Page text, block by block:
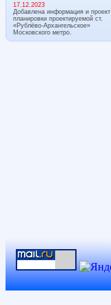
17.12.2023
Добавлена информация и проект
планировки проектируемой ст.
«Рублёво-Архангельское»
Московского метро.